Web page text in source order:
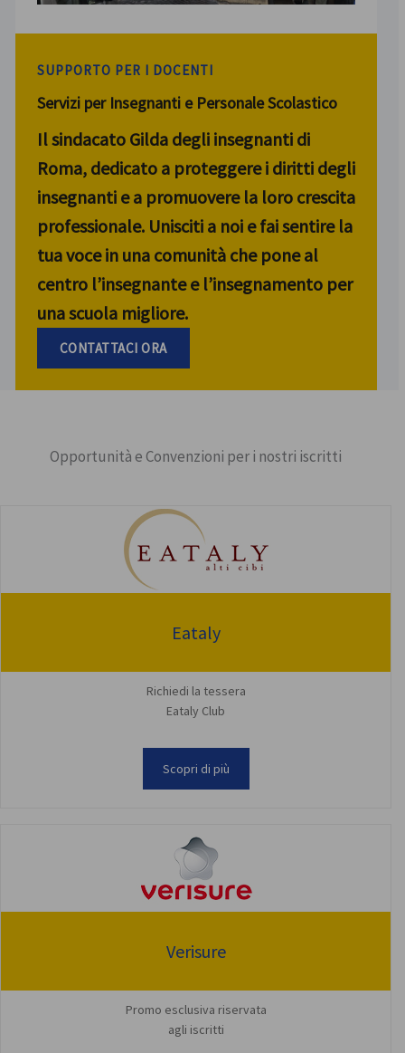
SUPPORTO PER I DOCENTI
Servizi per Insegnanti e Personale Scolastico
Il sindacato Gilda degli insegnanti di
Roma, dedicato a proteggere i diritti degli
insegnanti e a promuovere la loro crescita
professionale. Unisciti a noi e fai sentire la
tua voce in una comunità che pone al
centro l’insegnante e l’insegnamento per
una scuola migliore.
CONTATTACI ORA
Opportunità e Convenzioni per i nostri iscritti
Eataly
Richiedi la tessera
Eataly Club
Scopri di più
Verisure
Promo esclusiva riservata
agli iscritti